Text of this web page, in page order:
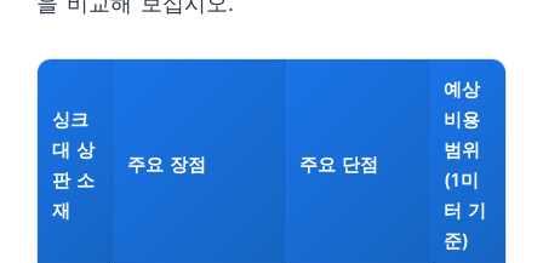
싱크
대 상
판 소
재
주요 장점 주요 단점
예상
비용
범위
(1미
터 기
준)